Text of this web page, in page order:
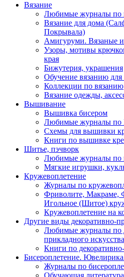
Вязание
Любимые журналы по
Вязание для дома
Покрывала)
Амигуруми. Вязаные
Узоры, мотивы
края
Бижутерия, украшения
Обучение вязанию
Коллекции по вязанию
Вязание одежды,
Вышивание
Вышивка бисером
Любимые журналы
Схемы для вышивки
Книги по вышивке
Шитье, пэчворк
Любимые журналы по
Мягкие игрушки,
Кружевоплетение
Журналы по
Фриволите, Макраме,
Игольное (Шитое)
Кружевоплетение на
Другие виды декоративно-
Любимые журналы по
прикладного искусства
Книги по
Бисероплетение.
Журналы по
Обучающая